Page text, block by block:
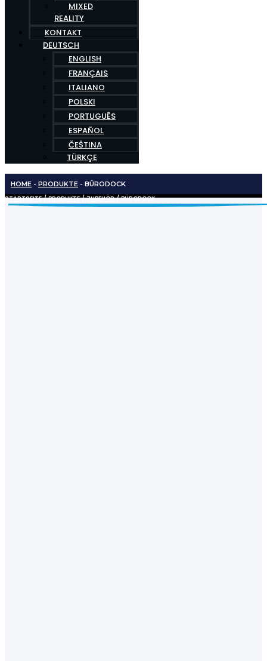
MIXED
REALITY
KONTAKT
DEUTSCH
ENGLISH
FRANÇAIS
ITALIANO
POLSKI
PORTUGUÊS
ESPAÑOL
ČEŠTINA
TÜRKÇE
HOME - PRODUKTE - BÜRODOCK
STARTSEITE/PRODUKTE/ZUBEHÖR/ BÜRODOCK